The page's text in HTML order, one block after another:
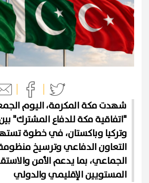
شهدت مكة المكرمة، اليوم
"اتفاقية مكة للدفاع المشترك"
وتركيا وباكستان، في خطوة
التعاون الدفاعي وترسيخ
الجماعي، بما يدعم الأمن
المستويين الإقليمي والدولي